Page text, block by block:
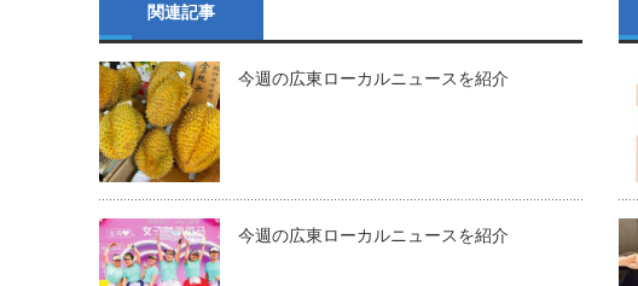
関連記事
今週の広東ローカルニュースを紹介
今週の広東ローカルニュースを紹介